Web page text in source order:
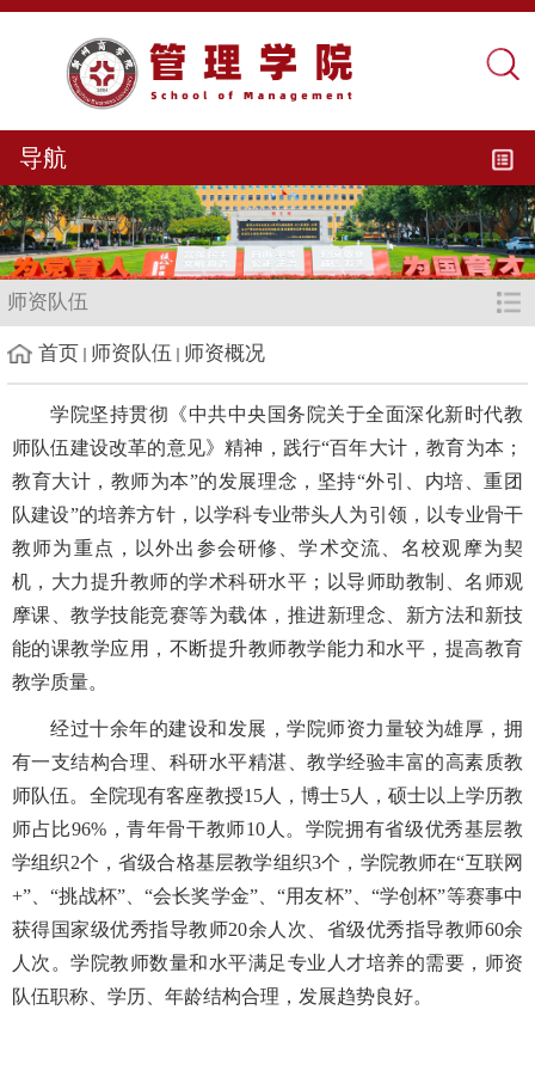
导航
师资队伍
首页 师资队伍 师资概况
学院坚持贯彻《中共中央国务院关于全面深化新时代教
师队伍建设改革的意见》精神，践行“百年大计，教育为本；
教育大计，教师为本”的发展理念，坚持“外引、内培、重团
队建设”的培养方针，以学科专业带头人为引领，以专业骨干
教师为重点，以外出参会研修、学术交流、名校观摩为契
机，大力提升教师的学术科研水平；以导师助教制、名师观
摩课、教学技能竞赛等为载体，推进新理念、新方法和新技
能的课教学应用，不断提升教师教学能力和水平，提高教育
教学质量。
经过十余年的建设和发展，学院师资力量较为雄厚，拥
有一支结构合理、科研水平精湛、教学经验丰富的高素质教
师队伍。全院现有客座教授15人，博士5人，硕士以上学历教
师占比96%，青年骨干教师10人。学院拥有省级优秀基层教
学组织2个，省级合格基层教学组织3个，学院教师在“互联网
+”、“挑战杯”、“会长奖学金”、“用友杯”、“学创杯”等赛事中
获得国家级优秀指导教师20余人次、省级优秀指导教师60余
人次。学院教师数量和水平满足专业人才培养的需要，师资
队伍职称、学历、年龄结构合理，发展趋势良好。